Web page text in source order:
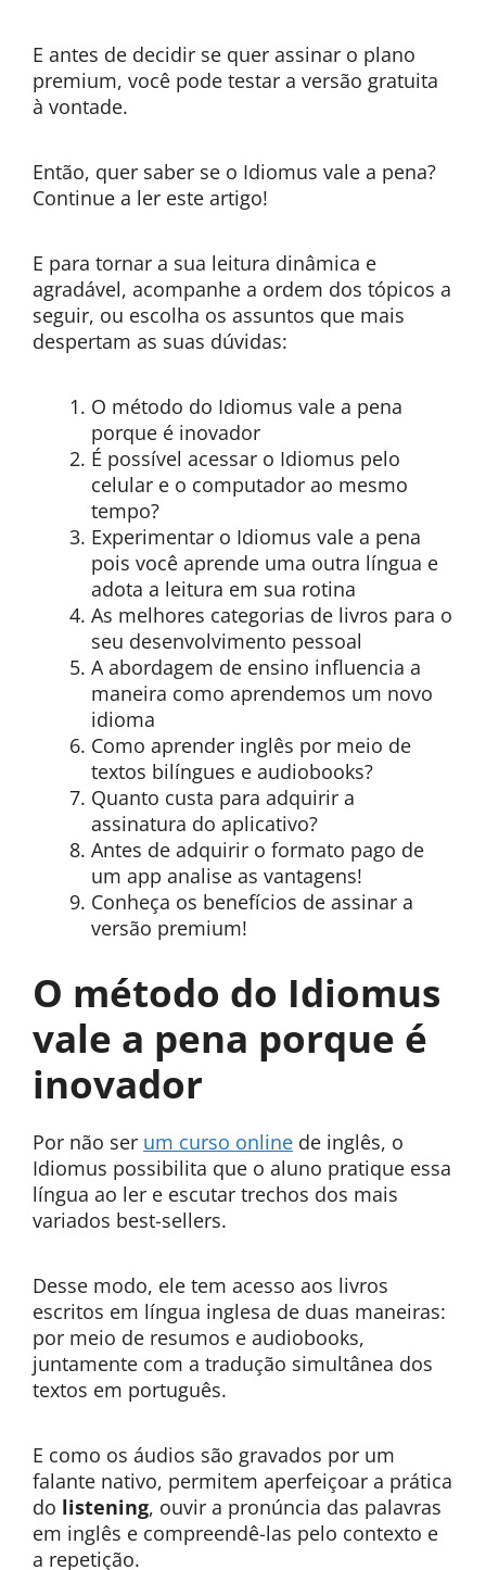
E antes de decidir se quer assinar o plano
premium, você pode testar a versão gratuita
à vontade.
Então, quer saber se o Idiomus vale a pena?
Continue a ler este artigo!
E para tornar a sua leitura dinâmica e
agradável, acompanhe a ordem dos tópicos a
seguir, ou escolha os assuntos que mais
despertam as suas dúvidas:
O método do Idiomus vale a pena
porque é inovador
É possível acessar o Idiomus pelo
celular e o computador ao mesmo
tempo?
Experimentar o Idiomus vale a pena
pois você aprende uma outra língua e
adota a leitura em sua rotina
As melhores categorias de livros para o
seu desenvolvimento pessoal
A abordagem de ensino influencia a
maneira como aprendemos um novo
idioma
Como aprender inglês por meio de
textos bilíngues e audiobooks?
Quanto custa para adquirir a
assinatura do aplicativo?
Antes de adquirir o formato pago de
um app analise as vantagens!
Conheça os benefícios de assinar a
versão premium!
O método do Idiomus
vale a pena porque é
inovador
Por não ser um curso online de inglês, o
Idiomus possibilita que o aluno pratique essa
língua ao ler e escutar trechos dos mais
variados best-sellers.
Desse modo, ele tem acesso aos livros
escritos em língua inglesa de duas maneiras:
por meio de resumos e audiobooks,
juntamente com a tradução simultânea dos
textos em português.
E como os áudios são gravados por um
falante nativo, permitem aperfeiçoar a prática
do listening, ouvir a pronúncia das palavras
em inglês e compreendê-las pelo contexto e
a repetição.